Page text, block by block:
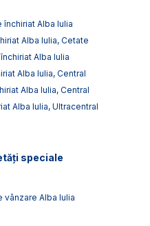
Alba Iulia
Alba Iulia, Cetate
Alba Iulia
Alba Iulia, Central
Alba Iulia, Central
Alba Iulia, Ultracentral
speciale
vânzare Alba Iulia